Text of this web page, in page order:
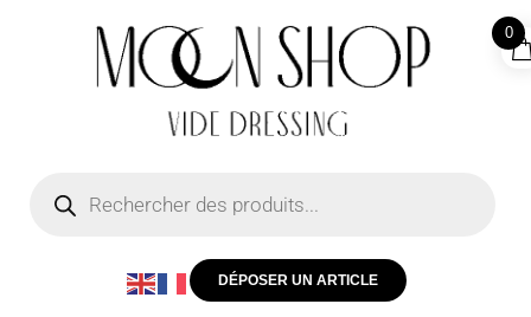
DÉPOSER UN ARTICLE
0